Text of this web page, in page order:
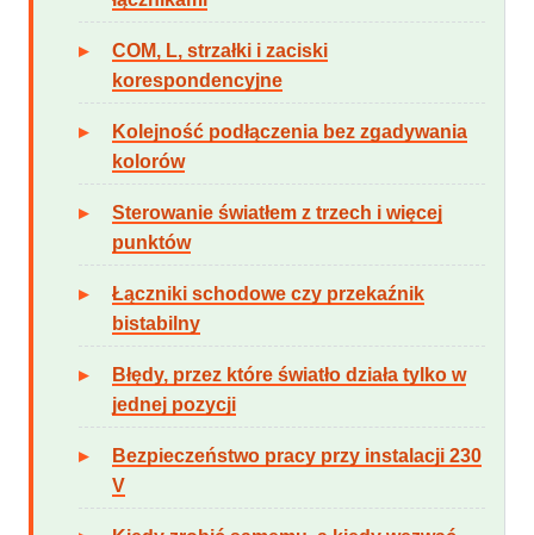
COM, L, strzałki i zaciski
korespondencyjne
Kolejność podłączenia bez zgadywania
kolorów
Sterowanie światłem z trzech i więcej
punktów
Łączniki schodowe czy przekaźnik
bistabilny
Błędy, przez które światło działa tylko w
jednej pozycji
Bezpieczeństwo pracy przy instalacji 230
V